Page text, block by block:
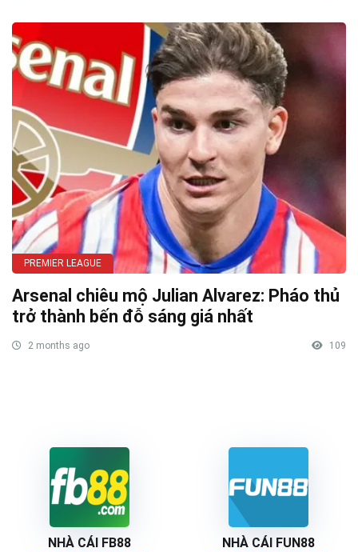
PREMIER LEAGUE
Arsenal chiêu mộ Julian Alvarez: Pháo thủ
trở thành bến đỗ sáng giá nhất
2 months ago 109
NHÀ CÁI FB88 NHÀ CÁI FUN88